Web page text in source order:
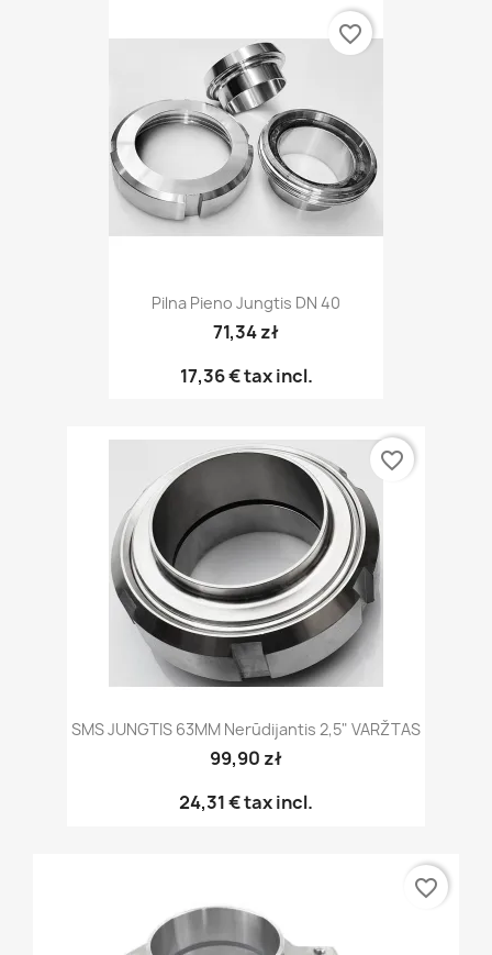
Pilna Pieno Jungtis DN 40
71,34 zł
17,36 €tax incl.
favorite_border
SMS JUNGTIS 63MM Nerūdijantis 2,5" VARŽTAS
99,90 zł
24,31 €tax incl.
favorite_border
favorite_border